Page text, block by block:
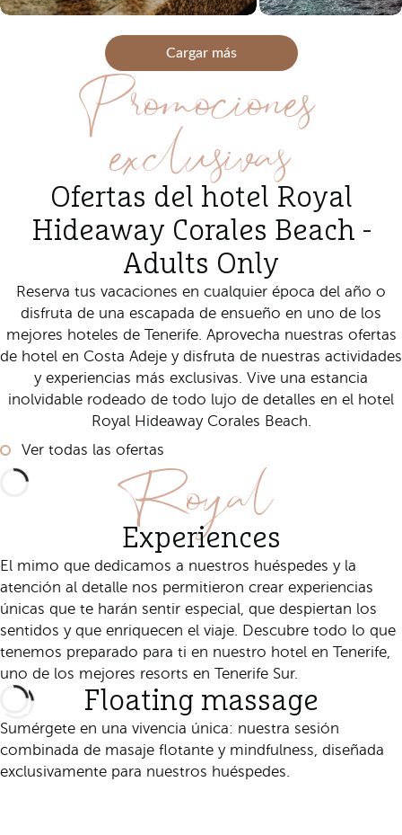
Cargar más
Promociones
exclusivas
Ofertas del hotel Royal
Hideaway Corales Beach -
Adults Only
Reserva tus vacaciones en cualquier época del año o
disfruta de una escapada de ensueño en uno de los
mejores hoteles de Tenerife. Aprovecha nuestras ofertas
de hotel en Costa Adeje y disfruta de nuestras actividades
y experiencias más exclusivas. Vive una estancia
inolvidable rodeado de todo lujo de detalles en el hotel
Royal Hideaway Corales Beach.
Ver todas las ofertasRoyal
Experiences
El mimo que dedicamos a nuestros huéspedes y la
atención al detalle nos permitieron crear experiencias
únicas que te harán sentir especial, que despiertan los
sentidos y que enriquecen el viaje. Descubre todo lo que
tenemos preparado para ti en nuestro hotel en Tenerife,
uno de los mejores resorts en Tenerife Sur.
Floating massage
Sumérgete en una vivencia única: nuestra sesión
combinada de masaje flotante y mindfulness, diseñada
exclusivamente para nuestros huéspedes.